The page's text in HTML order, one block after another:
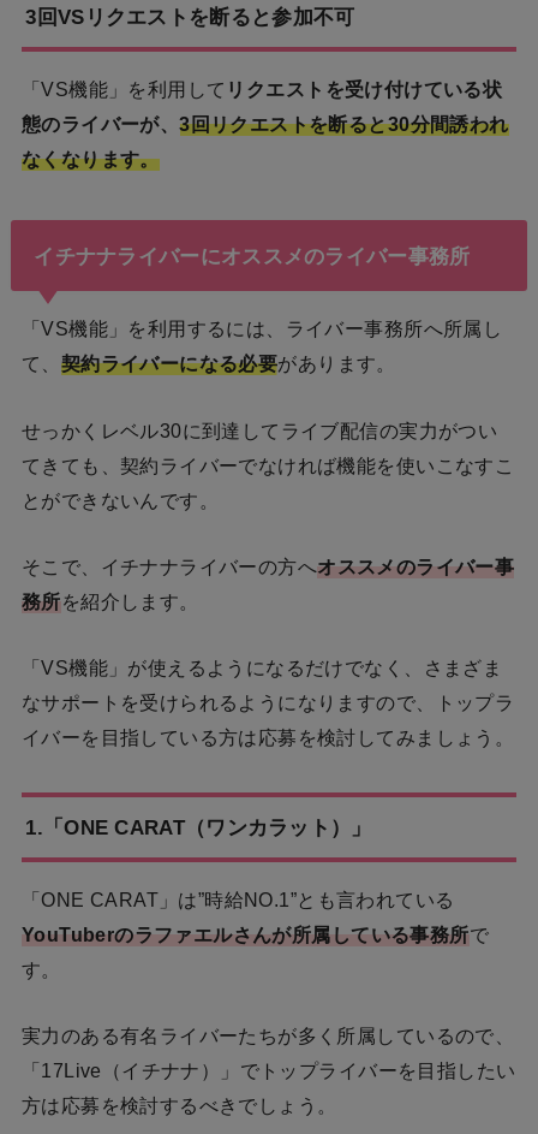
3回VSリクエストを断ると参加不可
「VS機能」を利用して リクエストを受け付けている状
態のライバーが、3回リクエストを断ると30分間誘われ
なくなります。
イチナナライバーにオススメのライバー事務所
「VS機能」を利用するには、ライバー事務所へ所属し
て、 契約ライバーになる必要があります。
せっかくレベル30に到達してライブ配信の実力がつい
てきても、契約ライバーでなければ機能を使いこなすこ
とができないんです。
そこで、イチナナライバーの方へオススメのライバー事
務所を紹介します。
「VS機能」が使えるようになるだけでなく、さまざま
なサポートを受けられるようになりますので、トップラ
イバーを目指している方は応募を検討してみましょう。
1.「ONE CARAT（ワンカラット）」
「ONE CARAT」は”時給NO.1”とも言われている
YouTuberのラファエルさんが所属している事務所で
す。
実力のある有名ライバーたちが多く所属しているので、
「17Live（イチナナ）」でトップライバーを目指したい
方は応募を検討するべきでしょう。